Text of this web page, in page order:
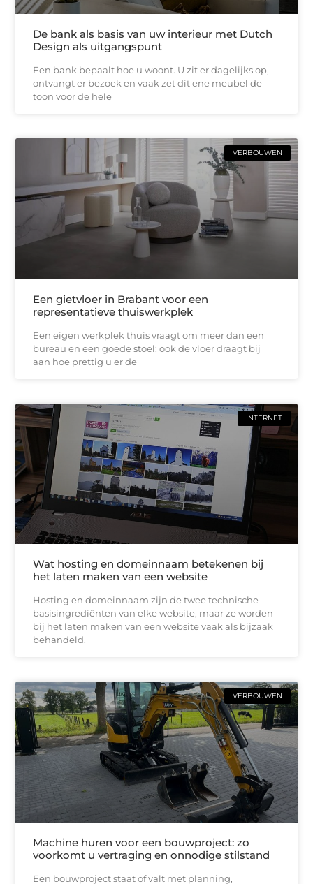
De bank als basis van uw interieur met Dutch
Design als uitgangspunt
Een bank bepaalt hoe u woont. U zit er dagelijks op,
ontvangt er bezoek en vaak zet dit ene meubel de
toon voor de hele
VERBOUWEN
Een gietvloer in Brabant voor een
representatieve thuiswerkplek
Een eigen werkplek thuis vraagt om meer dan een
bureau en een goede stoel; ook de vloer draagt bij
aan hoe prettig u er de
INTERNET
Wat hosting en domeinnaam betekenen bij
het laten maken van een website
Hosting en domeinnaam zijn de twee technische
basisingrediënten van elke website, maar ze worden
bij het laten maken van een website vaak als bijzaak
behandeld.
VERBOUWEN
Machine huren voor een bouwproject: zo
voorkomt u vertraging en onnodige stilstand
Een bouwproject staat of valt met planning,